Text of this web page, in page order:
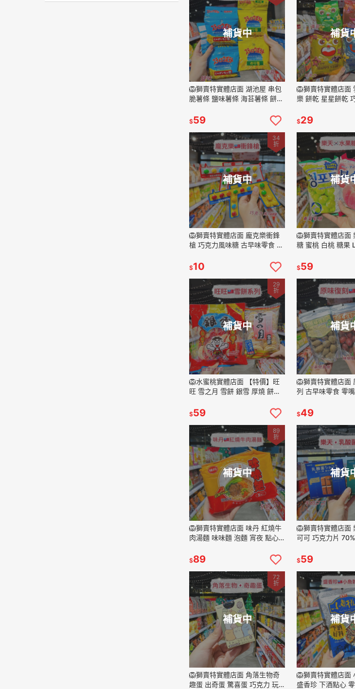
補貨中
🦁獅賣特實體店面 湖池屋 串包
脆薯條 鹽味薯條 海苔薯條 餅乾
串包
$59
補貨
🦁獅賣特實體店面
樂 餅乾 星星餅乾
型餅乾 零食 點心 餅
$29
補貨中
34
折
🦁獅賣特實體店面 龐克樂衝鋒
槍 巧克力風味糖 古早味零食 造
$10
補貨
🦁獅賣特實體店面
糖 蜜桃 白桃 糖果
$59
補貨中
29
折
🦁水蜜桃實體店面 【特價】旺
旺 雪之月 雪餅 銀雪 厚燒 餅乾
$59
補貨
🦁獅賣特實體店面
列 古早味零食 零
梅片 仙楂片 洛神花
$49
補貨中
89
折
🦁獅賣特實體店面 味丹 紅燒牛
肉湯麵 味味麵 泡麵 宵夜 點心
$89
補貨
🦁獅賣特實體店面
可可 巧克力片
$59
補貨中
72
折
🦁獅賣特實體店面 角落生物奇
趣蛋 出奇蛋 驚喜蛋 巧克力 玩
補貨
🦁獅賣特實體店面
盛香珍 下酒點心